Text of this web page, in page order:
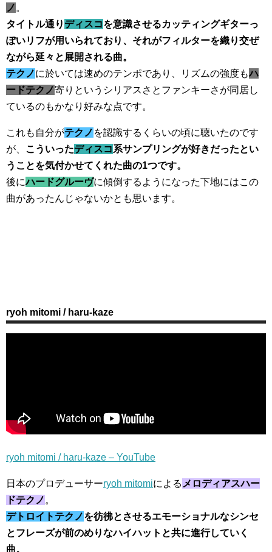
ノ 。
タイトル通り ディスコを意識させるカッティングギターっ
ぽいリフが用いられており、それがフィルターを織り交ぜ
ながら延々と展開される曲。
テクノに於いては速めのテンポであり、リズムの強度もハ
ードテクノ寄りというシリアスさとファンキーさが同居し
ているのもかなり好みな点です。
これも自分がテクノ を認識するくらいの頃に聴いたのです
が、 こういったディスコ系サンプリングが好きだったとい
うことを気付かせてくれた曲の1つです。
後にハードグルーヴに傾倒するようになった下地にはこの
曲があったんじゃないかとも思います。
ryoh mitomi / haru-kaze
ryoh mitomi / haru-kaze – YouTube
日本のプロデューサーryoh mitomiによる メロディアスハー
ドテクノ 。
デトロイトテクノを彷彿とさせるエモーショナルなシンセ
とフレーズが前のめりなハイハットと共に進行していく
曲。